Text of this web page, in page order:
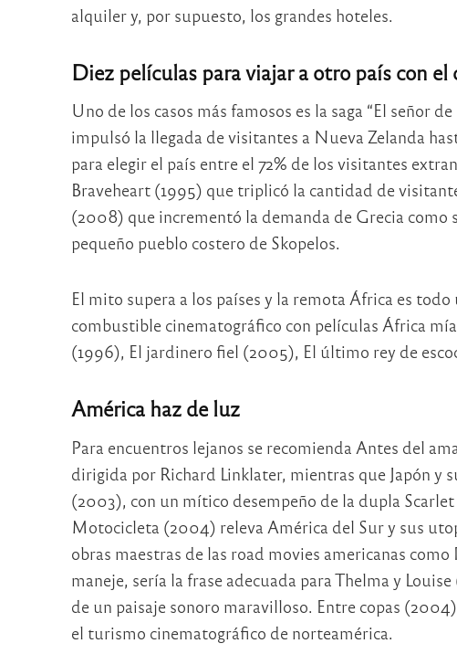
alquiler y, por supuesto, los grandes hoteles.
Diez películas para viajar a otro país con
Uno de los casos más famosos es la saga “El señor
impulsó la llegada de visitantes a Nueva Zelanda
para elegir el país entre el 72% de los visitantes
Braveheart (1995) que triplicó la cantidad de
(2008) que incrementó la demanda de Grecia como
pequeño pueblo costero de Skopelos.
El mito supera a los países y la remota África es
combustible cinematográfico con películas África
(1996), El jardinero fiel (2005), El último rey de
América haz de luz
Para encuentros lejanos se recomienda Antes del
dirigida por Richard Linklater, mientras que Japón y
(2003), con un mítico desempeño de la dupla
Motocicleta (2004) releva América del Sur y sus
obras maestras de las road movies americanas
maneje, sería la frase adecuada para Thelma y
de un paisaje sonoro maravilloso. Entre copas
el turismo cinematográfico de norteamérica.